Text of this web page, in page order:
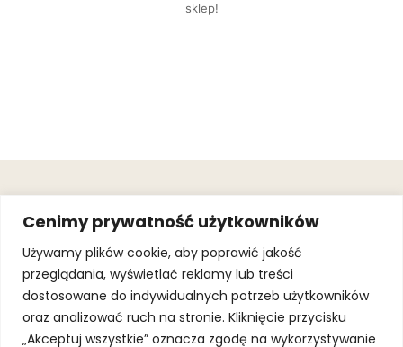
Cenimy prywatność użytkowników
Używamy plików cookie, aby poprawić jakość
przeglądania, wyświetlać reklamy lub treści
dostosowane do indywidualnych potrzeb użytkowników
oraz analizować ruch na stronie. Kliknięcie przycisku
„Akceptuj wszystkie” oznacza zgodę na wykorzystywanie
sklep!
+48 510 070
090
SOLEC 81B LOK.
A66,
WARSZAWA
JOIN OUR
MAILING
By subscribing,
you agree to
ourTerms of
UseandPrivacy
OBSŁUGA
KLIENTA
Gwarancja
.
.